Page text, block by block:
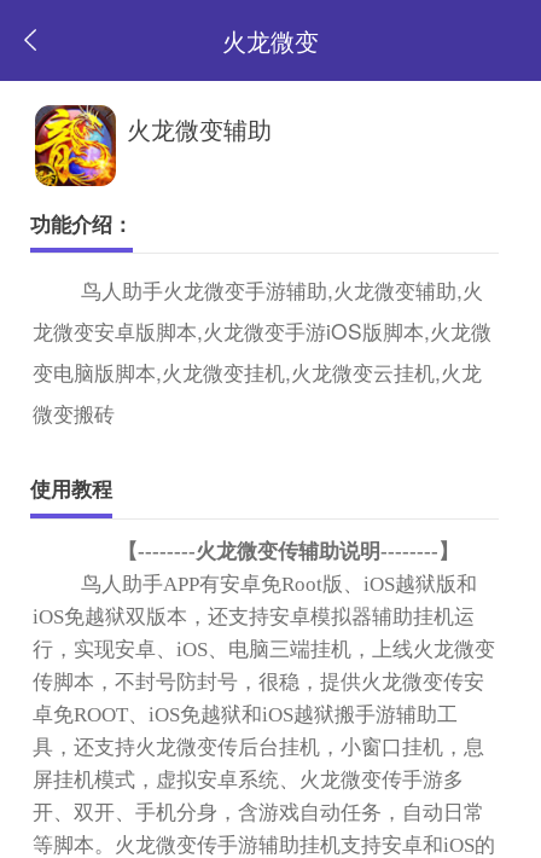
火龙微变
返
页
火龙微变辅助
功能介绍：
鸟人助手火龙微变手游辅助,火龙微变辅助,火
龙微变安卓版脚本,火龙微变手游iOS版脚本,火龙微
变电脑版脚本,火龙微变挂机,火龙微变云挂机,火龙
微变搬砖
使用教程
【--------火龙微变传辅助说明--------】
鸟人助手APP有安卓免Root版、iOS越狱版和
iOS免越狱双版本，还支持安卓模拟器辅助挂机运
行，实现安卓、iOS 、电脑三端挂机，上线火龙微变
传脚本，不封号防封号，很稳，提供火龙微变传安
卓免ROOT 、iOS免越狱和iOS越狱搬手游辅助工
具，还支持火龙微变传后台挂机，小窗口挂机，息
屏挂机模式，虚拟安卓系统、火龙微变传手游多
开、双开、手机分身，含游戏自动任务，自动日常
等脚本。火龙微变传手游辅助挂机支持安卓和iOS的